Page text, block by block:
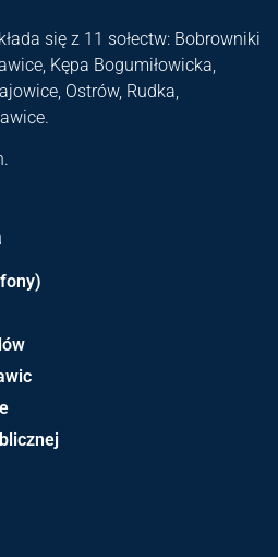
się z 11 sołectw: Bobrowniki
Kępa Bogumiłowicka,
Ostrów, Rudka,